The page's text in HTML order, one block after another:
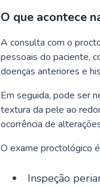
O que acontece
A consulta com o
pessoais do paciente,
doenças anteriores e
Em seguida, pode ser
textura da pele ao
ocorrência de
O exame proctológico
Inspeção